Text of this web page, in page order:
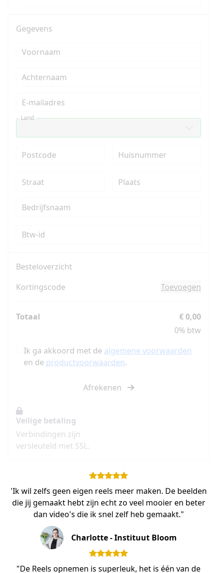
Gegevens
Voornaam
Achternaam
E-mailadres
Land
Postcode Huisnummer
Straat Plaats
Bedrijfsnaam
Btw-id
Besteloverzicht
Kortingscode
Toevoegen
Totaal
€ 0,00
0% btw
Ik ga akkoord met de algemene voorwaarden
en de productvoorwaarden.
Afrekenen
Veilige betaling
Verbindingen zijn
versleuteld met SSL.
'Ik wil zelfs geen eigen reels meer maken. De beelden
die jij gemaakt hebt zijn echt zo veel mooier en beter
dan video's die ik snel zelf heb gemaakt."
Charlotte - Instituut Bloom
"De Reels opnemen is superleuk, het is één van de